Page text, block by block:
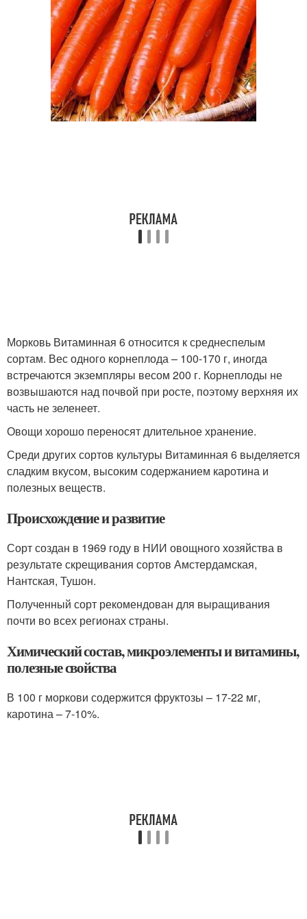
Морковь Витаминная 6 относится к среднеспелым
сортам. Вес одного корнеплода – 100-170 г, иногда
встречаются экземпляры весом 200 г. Корнеплоды не
возвышаются над почвой при росте, поэтому верхняя их
часть не зеленеет.
Овощи хорошо переносят длительное хранение.
Среди других сортов культуры Витаминная 6 выделяется
сладким вкусом, высоким содержанием каротина и
полезных веществ.
Происхождение и развитие
Сорт создан в 1969 году в НИИ овощного хозяйства в
результате скрещивания сортов Амстердамская,
Нантская, Тушон.
Полученный сорт рекомендован для выращивания
почти во всех регионах страны.
Химический состав, микроэлементы и витамины,
полезные свойства
В 100 г моркови содержится фруктозы – 17-22 мг,
каротина – 7-10%.